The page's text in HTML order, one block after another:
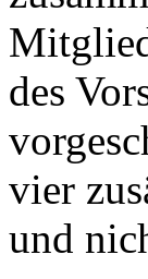
des
vier
und